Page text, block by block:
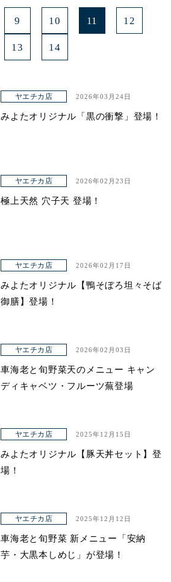
9 10 11 12
13 14
ヤエチカ店 2026年03月24日
みよたオリジナル「黒の衝撃」登場！
ヤエチカ店 2026年02月23日
極上天然 穴子天 登場！
ヤエチカ店 2026年02月17日
みよたオリジナル【鴨そぼろ坦々そば
御膳】登場！
ヤエチカ店 2026年02月03日
車海老と旬野菜天のメニュー キャン
ディキャベツ・フルーツ蕪登場
ヤエチカ店 2025年12月15日
みよたオリジナル【豚天丼セット】登
場！
ヤエチカ店 2025年12月12日
車海老と旬野菜 新メニュー「安納
芋・大黒本しめじ」が登場！